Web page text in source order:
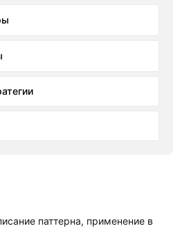
паттерна, применение в